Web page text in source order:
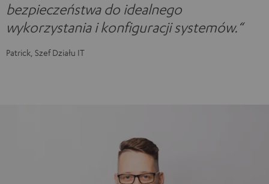
bezpieczeństwa do idealnego
wykorzystania i konfiguracji systemów.“
Patrick, Szef Działu IT